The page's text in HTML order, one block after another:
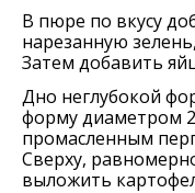
В пюре по вкусу
нарезанную
Затем добавить
Дно неглубокой
форму диаметром
промасленным
Сверху,
выложить